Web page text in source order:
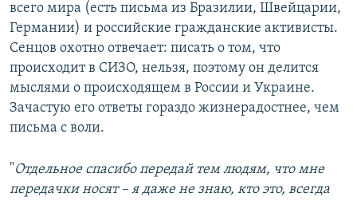
всего мира (есть письма из Бразилии, Швейцарии,
Германии) и российские гражданские активисты.
Сенцов охотно отвечает: писать о том, что
происходит в СИЗО, нельзя, поэтому он делится
мыслями о происходящем в России и Украине.
Зачастую его ответы гораздо жизнерадостнее, чем
письма с воли.
"Отдельное спасибо передай тем людям, что мне
передачки носят – я даже не знаю, кто это, всегда